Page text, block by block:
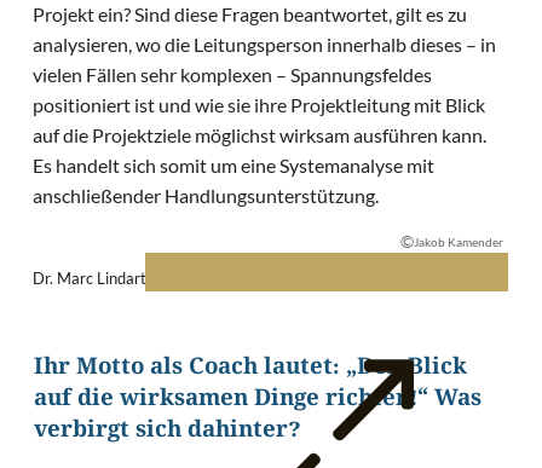
Projekt ein? Sind diese Fragen beantwortet, gilt es zu
analysieren, wo die Leitungsperson innerhalb dieses – in
vielen Fällen sehr komplexen – Spannungsfeldes
positioniert ist und wie sie ihre Projektleitung mit Blick
auf die Projektziele möglichst wirksam ausführen kann.
Es handelt sich somit um eine Systemanalyse mit
anschließender Handlungsunterstützung.
©Jakob Kamender
Dr. Marc Lindart © Foto: Jakob Kamender
Ihr Motto als Coach lautet: „Den Blick
auf die wirksamen Dinge richten!“ Was
verbirgt sich dahinter?